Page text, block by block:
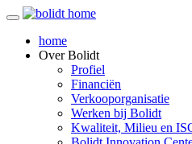
home
OverBolidt
Profiel
Financiën
Verkooporganisatie
Werken bij Bolidt
Kwaliteit, Milieu en